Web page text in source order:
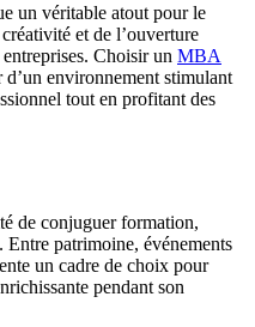
un véritable atout pour le
et de l’ouverture
Choisir un MBA
d’un environnement stimulant
tout en profitant des
de conjuguer formation,
Entre patrimoine, événements
un cadre de choix pour
pendant son